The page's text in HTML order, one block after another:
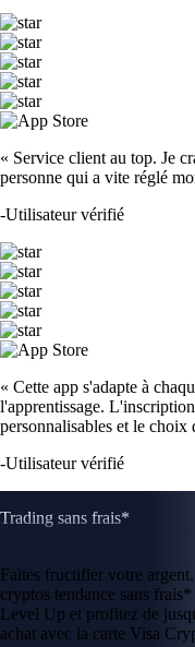
« Service client au top. Je
personne qui a vite réglé
-Utilisateur vérifié
« Cette app s'adapte à
l'apprentissage.
personnalisables et le choix
-Utilisateur vérifié
Trading sans frais*
Faites fructifier votre
cryptos tendance sans
Level Up et profitez de
achat avec la carte Visa